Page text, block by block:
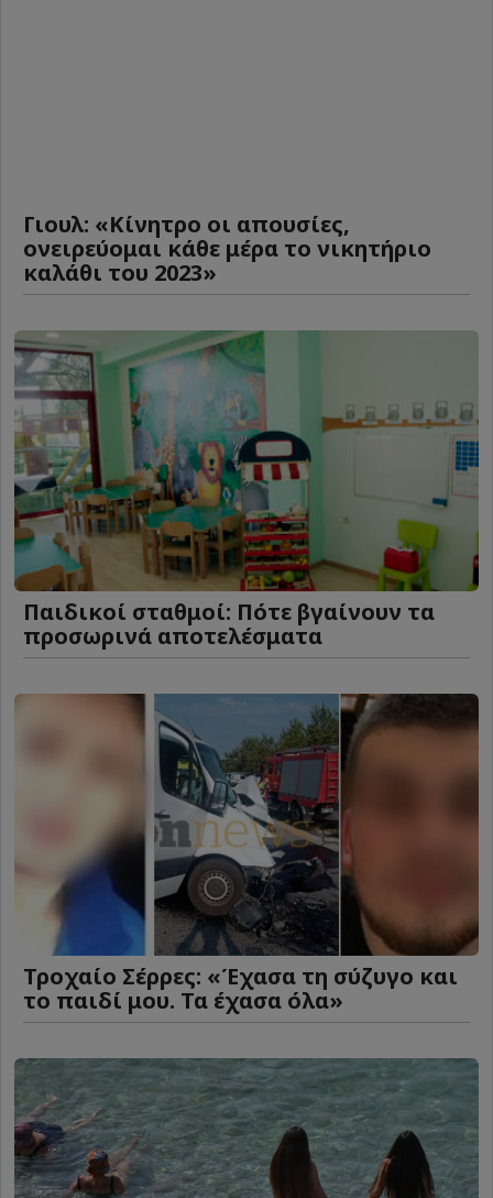
Γιουλ: «Κίνητρο οι απουσίες,
ονειρεύομαι κάθε μέρα το νικητήριο
καλάθι του 2023»
Παιδικοί σταθμοί: Πότε βγαίνουν τα
προσωρινά αποτελέσματα
Τροχαίο Σέρρες: «Έχασα τη σύζυγο και
το παιδί μου. Τα έχασα όλα»